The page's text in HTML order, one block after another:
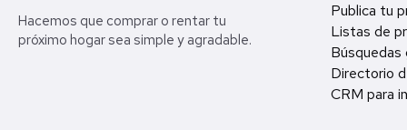
Hacemos que comprar o rentar tu
próximo hogar sea simple y agradable.
Publica tu
Listas de
Búsquedas
Directorio
CRM para